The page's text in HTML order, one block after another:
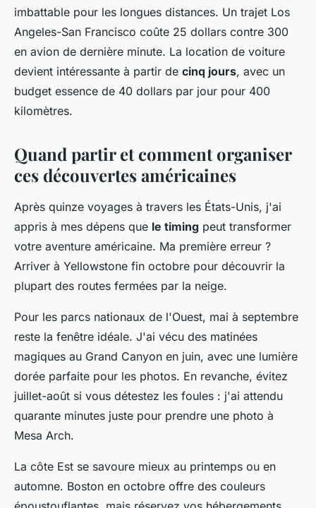
imbattable pour les longues distances. Un trajet Los
Angeles-San Francisco coûte 25 dollars contre 300
en avion de dernière minute. La location de voiture
devient intéressante à partir de cinq jours, avec un
budget essence de 40 dollars par jour pour 400
kilomètres.
Quand partir et comment organiser
ces découvertes américaines
Après quinze voyages à travers les États-Unis, j'ai
appris à mes dépens que le timing peut transformer
votre aventure américaine. Ma première erreur ?
Arriver à Yellowstone fin octobre pour découvrir la
plupart des routes fermées par la neige.
Pour les parcs nationaux de l'Ouest, mai à septembre
reste la fenêtre idéale. J'ai vécu des matinées
magiques au Grand Canyon en juin, avec une lumière
dorée parfaite pour les photos. En revanche, évitez
juillet-août si vous détestez les foules : j'ai attendu
quarante minutes juste pour prendre une photo à
Mesa Arch.
La côte Est se savoure mieux au printemps ou en
automne. Boston en octobre offre des couleurs